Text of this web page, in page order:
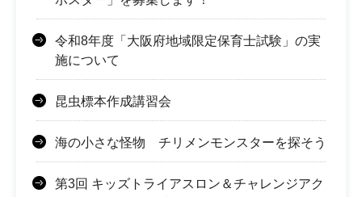
令和8年度「大阪府地域限定保育士試験」の実
施について
昆虫標本作成講習会
海の小さな怪物 チリメンモンスターを探そう
第3回 キッズトライアスロン＆チャレンジアク